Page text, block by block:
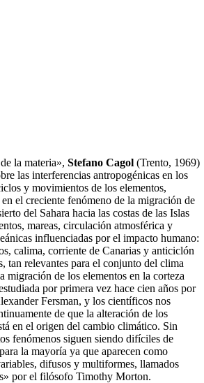
la materia», Stefano Cagol (Trento, 1969)
las interferencias antropogénicas en los
y movimientos de los elementos,
el creciente fenómeno de la migración de
del Sahara hacia las costas de las Islas
mareas, circulación atmosférica y
influenciadas por el impacto humano:
calima, corriente de Canarias y anticiclón
tan relevantes para el conjunto del clima
migración de los elementos en la corteza
por primera vez hace cien años por
Fersman, y los científicos nos
de que la alteración de los
en el origen del cambio climático. Sin
fenómenos siguen siendo difíciles de
la mayoría ya que aparecen como
difusos y multiformes, llamados
por el filósofo Timothy Morton.